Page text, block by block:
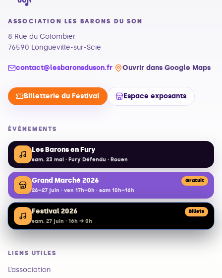
ASSOCIATION LES BARONS DU SON
8 Rue du Colombier
76590 Longueville-sur-Scie
contact@lesbaronsduson.fr Ouvrir dans Google Maps
Billetterie du Festival Espace exposants
ÉVÉNEMENTS
Les Barons en Fury
sam. 23 mai · Fury Défendu · Rouen
Grand Marché 2026 Gratuit
26–27 juin · ven 17h–0h · sam 10h–16h
Festival 2026 Billets
sam. 27 juin · 16h → 0h
LIENS UTILES
L’association